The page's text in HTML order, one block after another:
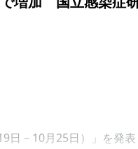
日－10月25日）」を発